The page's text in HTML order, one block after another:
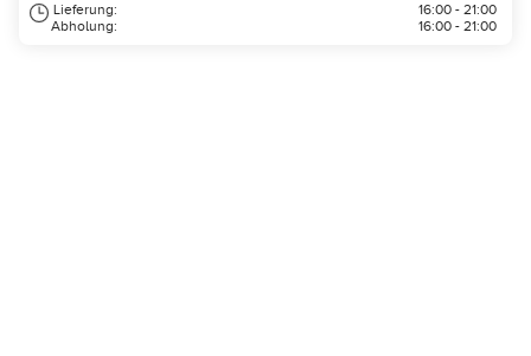
Lieferung:
Abholung:
16:00 - 21:00
16:00 - 21:00